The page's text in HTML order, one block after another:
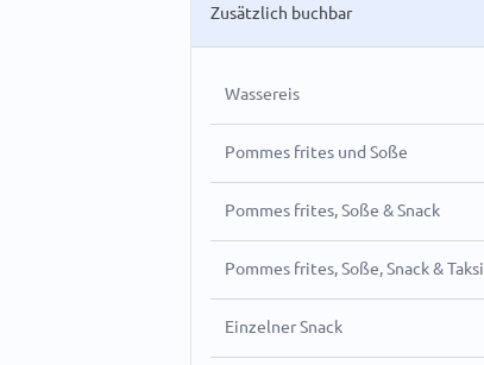
Zusätzlich buchbar
Wassereis
Pommes frites und Soße
Pommes frites, Soße & Snack
Pommes frites, Soße, Snack & Taksi
Einzelner Snack